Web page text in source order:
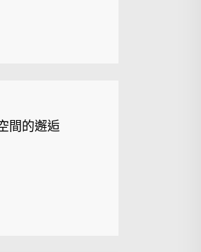
間的邂逅